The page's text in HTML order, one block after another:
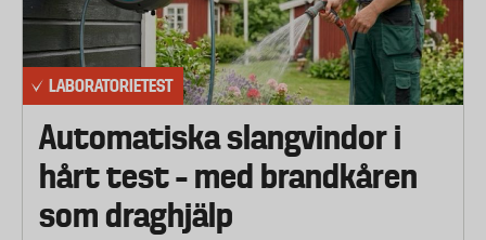
LABORATORIETEST
Automatiska slangvindor i
hårt test – med brandkåren
som draghjälp